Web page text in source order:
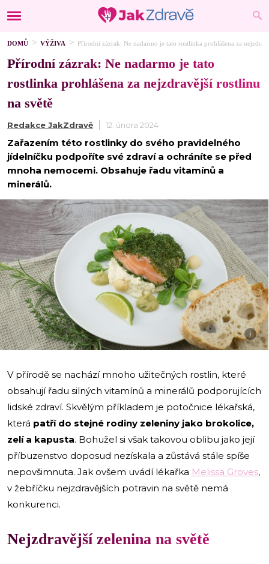
DOMŮ VÝŽIVA Přírodní zázrak: Ne nadarmo je tato rostlinka prohlášena za
Přírodní zázrak: Ne nadarmo je tato
rostlinka prohlášena za nejzdravější rostlinu
na světě
Redakce JakZdravě 12. února 2024
Zařazením této rostlinky do svého pravidelného
jídelníčku podpoříte své zdraví a ochráníte se před
mnoha nemocemi. Obsahuje řadu vitamínů a
minerálů.
i
V přírodě se nachází mnoho užitečných rostlin, které
obsahují řadu silných vitamínů a minerálů podporujících
lidské zdraví. Skvělým příkladem je potočnice lékařská,
která patří do stejné rodiny zeleniny jako brokolice,
zelí a kapusta. Bohužel si však takovou oblibu jako její
příbuzenstvo doposud nezískala a zůstává stále spíše
nepovšimnuta. Jak ovšem uvádí lékařka Melissa Groves,
v žebříčku nejzdravějších potravin na světě nemá
konkurenci.
Nejzdravější zelenina na světě